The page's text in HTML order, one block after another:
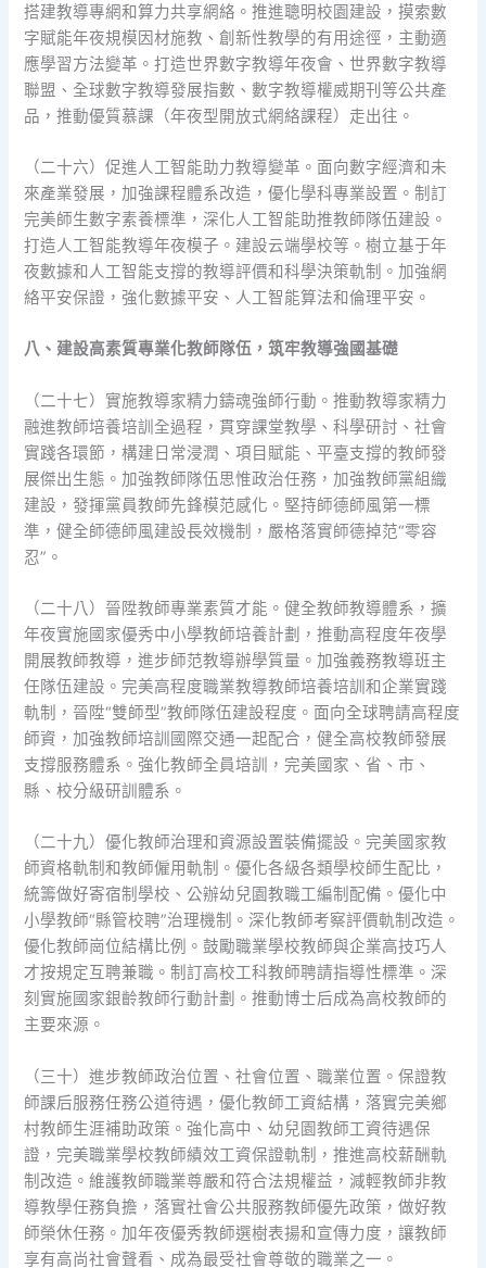
搭建教導專網和算力共享網絡。推進聰明校園建設，摸索數
字賦能年夜規模因材施教、創新性教學的有用途徑，主動適
應學習方法變革。打造世界數字教導年夜會、世界數字教導
聯盟、全球數字教導發展指數、數字教導權威期刊等公共產
品，推動優質慕課（年夜型開放式網絡課程）走出往。
（二十六）促進人工智能助力教導變革。面向數字經濟和未
來產業發展，加強課程體系改造，優化學科專業設置。制訂
完美師生數字素養標準，深化人工智能助推教師隊伍建設。
打造人工智能教導年夜模子。建設云端學校等。樹立基于年
夜數據和人工智能支撐的教導評價和科學決策軌制。加強網
絡平安保證，強化數據平安、人工智能算法和倫理平安。
八、建設高素質專業化教師隊伍，筑牢教導強國基礎
（二十七）實施教導家精力鑄魂強師行動。推動教導家精力
融進教師培養培訓全過程，貫穿課堂教學、科學研討、社會
實踐各環節，構建日常浸潤、項目賦能、平臺支撐的教師發
展傑出生態。加強教師隊伍思惟政治任務，加強教師黨組織
建設，發揮黨員教師先鋒模范感化。堅持師德師風第一標
準，健全師德師風建設長效機制，嚴格落實師德掉范“零容
忍”。
（二十八）晉陞教師專業素質才能。健全教師教導體系，擴
年夜實施國家優秀中小學教師培養計劃，推動高程度年夜學
開展教師教導，進步師范教導辦學質量。加強義務教導班主
任隊伍建設。完美高程度職業教導教師培養培訓和企業實踐
軌制，晉陞“雙師型”教師隊伍建設程度。面向全球聘請高程度
師資，加強教師培訓國際交通一起配合，健全高校教師發展
支撐服務體系。強化教師全員培訓，完美國家、省、市、
縣、校分級研訓體系。
（二十九）優化教師治理和資源設置裝備擺設。完美國家教
師資格軌制和教師僱用軌制。優化各級各類學校師生配比，
統籌做好寄宿制學校、公辦幼兒園教職工編制配備。優化中
小學教師“縣管校聘”治理機制。深化教師考察評價軌制改造。
優化教師崗位結構比例。鼓勵職業學校教師與企業高技巧人
才按規定互聘兼職。制訂高校工科教師聘請指導性標準。深
刻實施國家銀齡教師行動計劃。推動博士后成為高校教師的
主要來源。
（三十）進步教師政治位置、社會位置、職業位置。保證教
師課后服務任務公道待遇，優化教師工資結構，落實完美鄉
村教師生涯補助政策。強化高中、幼兒園教師工資待遇保
證，完美職業學校教師績效工資保證軌制，推進高校薪酬軌
制改造。維護教師職業尊嚴和符合法規權益，減輕教師非教
導教學任務負擔，落實社會公共服務教師優先政策，做好教
師榮休任務。加年夜優秀教師選樹表揚和宣傳力度，讓教師
享有高尚社會聲看、成為最受社會尊敬的職業之一。